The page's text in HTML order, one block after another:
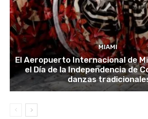
MIAMI
El Aeropuerto Internacional de
el Día de la Independencia de
danzas